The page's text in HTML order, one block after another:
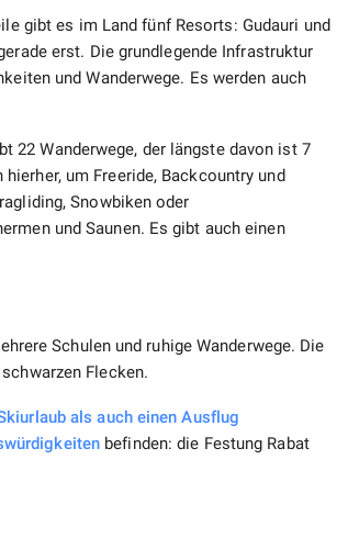
gibt es im Land fünf Resorts: Gudauri und
erst. Die grundlegende Infrastruktur
und Wanderwege. Es werden auch
22 Wanderwege, der längste davon ist 7
um Freeride, Backcountry und
Snowbiken oder
und Saunen. Es gibt auch einen
Schulen und ruhige Wanderwege. Die
Flecken.
als auch einen Ausflug
befinden: die Festung Rabat